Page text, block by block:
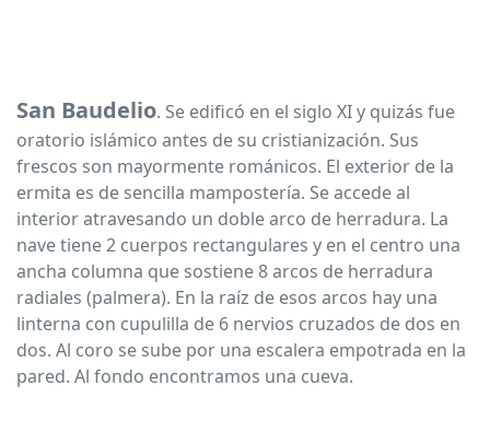
San Baudelio. Se edificó en el siglo XI y quizás fue
oratorio islámico antes de su cristianización. Sus
frescos son mayormente románicos. El exterior de la
ermita es de sencilla mampostería. Se accede al
interior atravesando un doble arco de herradura. La
nave tiene 2 cuerpos rectangulares y en el centro una
ancha columna que sostiene 8 arcos de herradura
radiales (palmera). En la raíz de esos arcos hay una
linterna con cupulilla de 6 nervios cruzados de dos en
dos. Al coro se sube por una escalera empotrada en la
pared. Al fondo encontramos una cueva.